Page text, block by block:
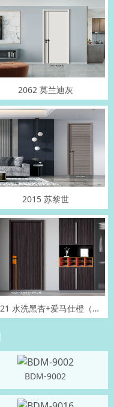
2062 莫兰迪灰
2015 苏黎世
P2021 水洗黑杏+爱马仕橙（分左右）
BDM-9002